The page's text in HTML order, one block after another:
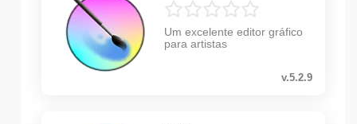
Um excelente editor gráfico
para artistas
v.5.2.9